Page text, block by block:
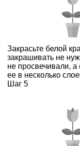
Закрасьте белой
закрашивать не
не просвечивали, а
ее в несколько
Шаг 5